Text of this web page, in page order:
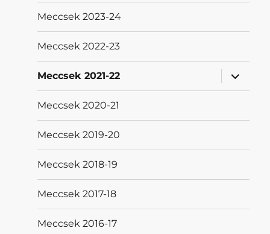
Meccsek 2023-24
Meccsek 2022-23
Meccsek 2021-22
almenü
Meccsek 2020-21
Meccsek 2019-20
Meccsek 2018-19
Meccsek 2017-18
Meccsek 2016-17